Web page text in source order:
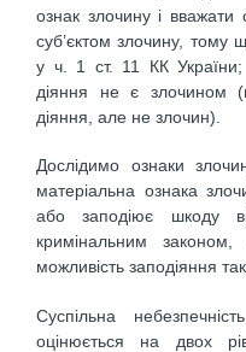
ознак злочину і
суб’єктом злочину,
у ч. 1 ст. 11 КК України;
діяння не є злочином
діяння, але не злочин).
Дослідимо ознаки
матеріальна ознака
або заподіює шкоду
кримінальним
можливість заподіяння
Суспільна
оцінюється на двох